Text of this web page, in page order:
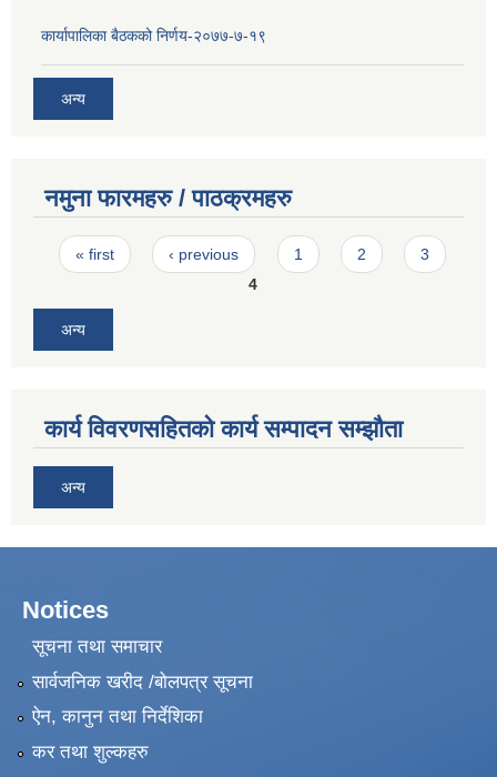
कार्यापालिका बैठकको निर्णय-२०७७-७-१९
अन्य
नमुना फारमहरु / पाठक्रमहरु
Pages
« first ‹ previous 1 2
3
4
अन्य
कार्य विवरणसहितको कार्य सम्पादन सम्झौता
अन्य
Notices
सूचना तथा समाचार
सार्वजनिक खरीद /बोलपत्र सूचना
ऐन, कानुन तथा निर्देशिका
कर तथा शुल्कहरु